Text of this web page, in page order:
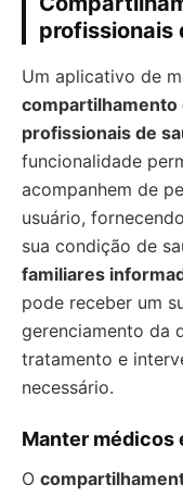
profissionais
Um aplicativo de
compartilhamento
profissionais de
funcionalidade
acompanhem de
usuário,
sua condição de
familiares
pode receber um
gerenciamento da
tratamento e
necessário.
Manter médicos
O